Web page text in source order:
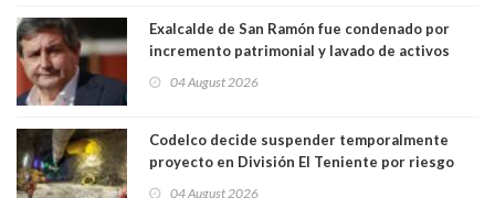
Exalcalde de San Ramón fue condenado por
incremento patrimonial y lavado de activos
04 August 2026
Codelco decide suspender temporalmente
proyecto en División El Teniente por riesgo
04 August 2026